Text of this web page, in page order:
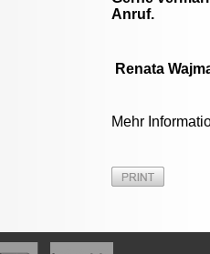
Anruf.
Renata
Mehr